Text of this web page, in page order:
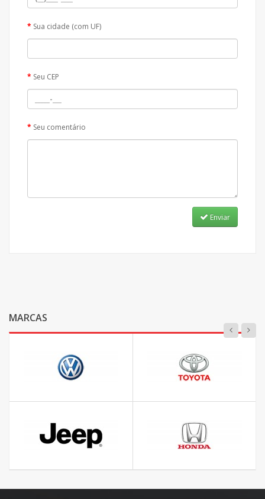
Sua cidade (com UF)
Seu CEP
Seu comentário
Enviar
MARCAS